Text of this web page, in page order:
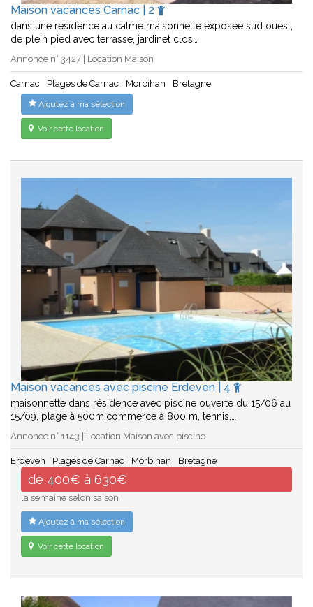
Maison vacances Carnac | 2
dans une résidence au calme maisonnette exposée sud ouest,
de plein pied avec terrasse, jardinet clos…
Annonce n° 3427 | Location Maison
Carnac Plages de Carnac Morbihan Bretagne
Ajoutez à ma sélection
Voir cette location
Maison vacances avec piscine Erdeven | 4
maisonnette dans résidence avec piscine ouverte du 15/06 au
15/09, plage à 500m,commerce à 800 m, tennis,…
Annonce n° 1143 | Location Maison avec piscine
Erdeven Plages de Carnac Morbihan Bretagne
de 400€ à 630€
la semaine selon saison
Ajoutez à ma sélection
Voir cette location